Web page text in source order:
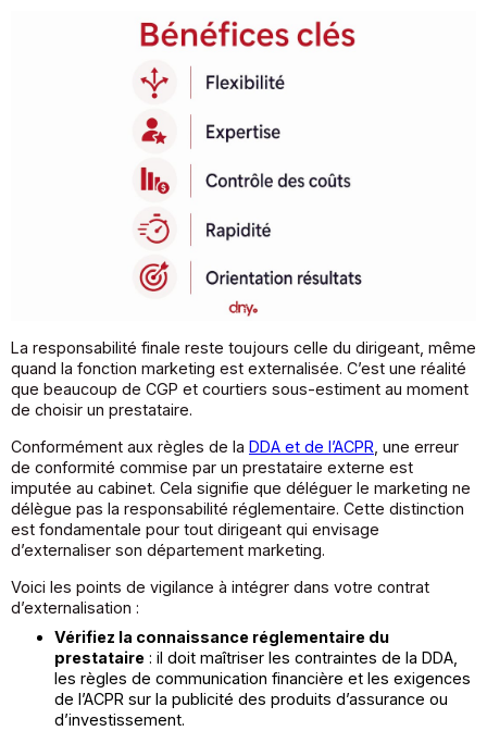
La responsabilité finale reste toujours celle du dirigeant, même
quand la fonction marketing est externalisée. C’est une réalité
que beaucoup de CGP et courtiers sous-estiment au moment
de choisir un prestataire.
Conformément aux règles de la DDA et de l’ACPR , une erreur
de conformité commise par un prestataire externe est
imputée au cabinet. Cela signifie que déléguer le marketing ne
délègue pas la responsabilité réglementaire. Cette distinction
est fondamentale pour tout dirigeant qui envisage
d’externaliser son département marketing.
Voici les points de vigilance à intégrer dans votre contrat
d’externalisation :
Vérifiez la connaissance réglementaire du
prestataire : il doit maîtriser les contraintes de la DDA,
les règles de communication financière et les exigences
de l’ACPR sur la publicité des produits d’assurance ou
d’investissement.